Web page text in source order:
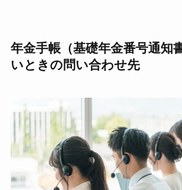
年金手帳（基礎年金番号通知
いときの問い合わせ先